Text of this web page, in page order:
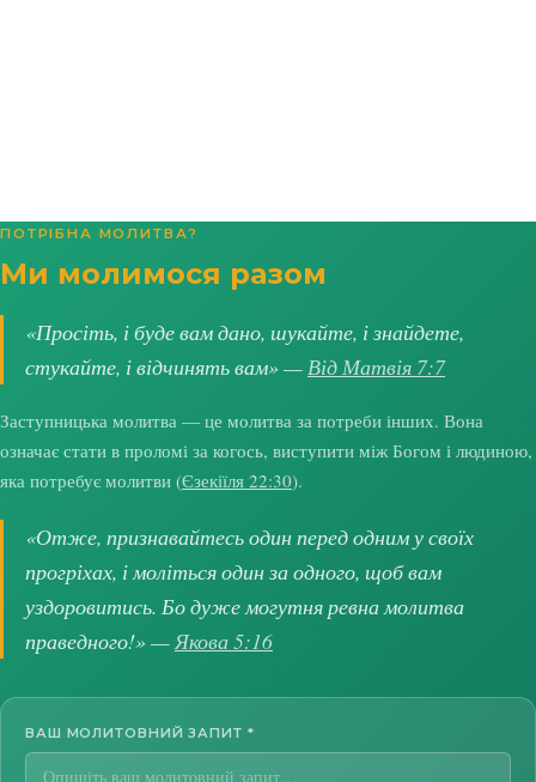
ПОТРІБНА МОЛИТВА?
Ми молимося разом
«Просіть, і буде вам дано, шукайте, і знайдете,
стукайте, і відчинять вам» — Від Матвія 7:7
Заступницька молитва — це молитва за потреби інших. Вона
означає стати в проломі за когось, виступити між Богом і людиною,
яка потребує молитви (Єзекіїля 22:30).
«Отже, признавайтесь один перед одним у своїх
прогріхах, і моліться один за одного, щоб вам
уздоровитись. Бо дуже могутня ревна молитва
праведного!» — Якова 5:16
ВАШ МОЛИТОВНИЙ ЗАПИТ *